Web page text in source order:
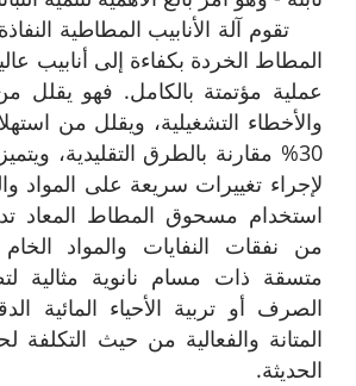
المطاط الخردة بكفاءة إلى أنابيب
عملية مؤتمتة بالكامل. فهو يقلل
والأخطاء التشغيلية، ويقلل من
30% مقارنة بالطرق التقليدية،
لإجراء تغييرات سريعة على المواد
استخدام مسحوق المطاط المعاد
من نفقات النفايات والمواد
متسقة ذات مسام نانوية مثالية
الصرف أو تربية الأحياء المائية
المتانة والفعالية من حيث التكلفة
الحديثة.